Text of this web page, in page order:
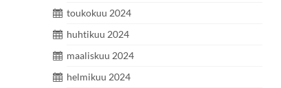
toukokuu 2024
huhtikuu 2024
maaliskuu 2024
helmikuu 2024